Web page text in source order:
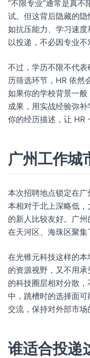
“不限专业”通常是真
试。但这背后隐藏的
如抗压能力、学习速
以投递，不必因专业不
不过，学历不限不代
历筛选环节，HR 依然
如果你的学校背景一
成果，用实战经验弥
你的经历描述，让 HR
广州工作城
本次招聘地点锁定在
本相对于北上深略低
的新人比较友好。广
在天河区、海珠区聚集
在光锥元科技这样的
的资源视野，又不用
的科技圈层相对分散
中，跳槽时的选择面
交流，保持对外部市场
谁适合投递